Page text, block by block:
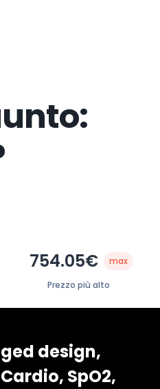
754.05€ max
Prezzo più alto
design,
SpO2,